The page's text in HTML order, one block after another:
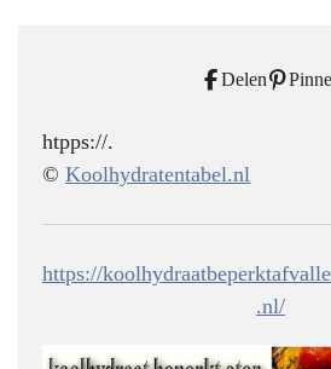
Delen
htpps://.
© Koolhydratentabel.nl
https://
.nl/